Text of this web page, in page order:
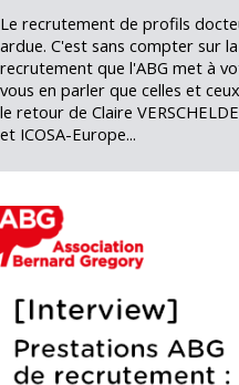
Le recrutement de profils
ardue. C'est sans compter sur
recrutement que l'ABG met à
vous en parler que celles et
le retour de Claire
et ICOSA-Europe...